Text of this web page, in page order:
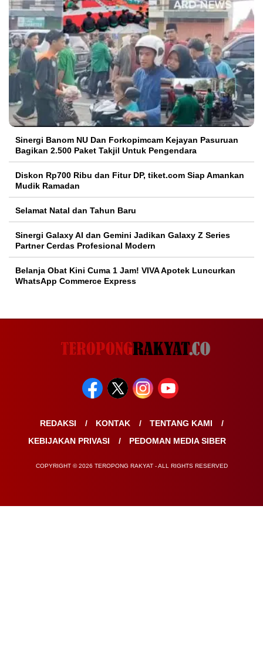
Sinergi Banom NU Dan Forkopimcam Kejayan Pasuruan
Bagikan 2.500 Paket Takjil Untuk Pengendara
Diskon Rp700 Ribu dan Fitur DP, tiket.com Siap Amankan
Mudik Ramadan
Selamat Natal dan Tahun Baru
Sinergi Galaxy AI dan Gemini Jadikan Galaxy Z Series
Partner Cerdas Profesional Modern
Belanja Obat Kini Cuma 1 Jam! VIVA Apotek Luncurkan
WhatsApp Commerce Express
REDAKSI KONTAK
TENTANG KAMI
KEBIJAKAN PRIVASI
PEDOMAN MEDIA SIBER
COPYRIGHT © 2026 TEROPONG RAKYAT - ALL RIGHTS RESERVED